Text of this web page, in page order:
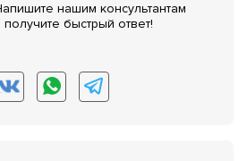
нашим консультантам
получите быстрый ответ!